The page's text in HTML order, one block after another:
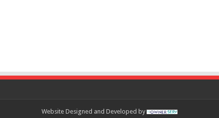
Website Designed and Developed by